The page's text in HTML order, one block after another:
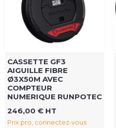
CASSETTE GF3
AIGUILLE FIBRE
Ø3X50M AVEC
COMPTEUR
NUMERIQUE RUNPOTEC
246,00 € HT
Prix pro, connectez-vous